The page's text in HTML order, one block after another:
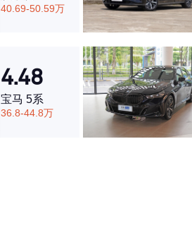
40.69-50.59万
4.48
宝马 5系
36.8-44.8万